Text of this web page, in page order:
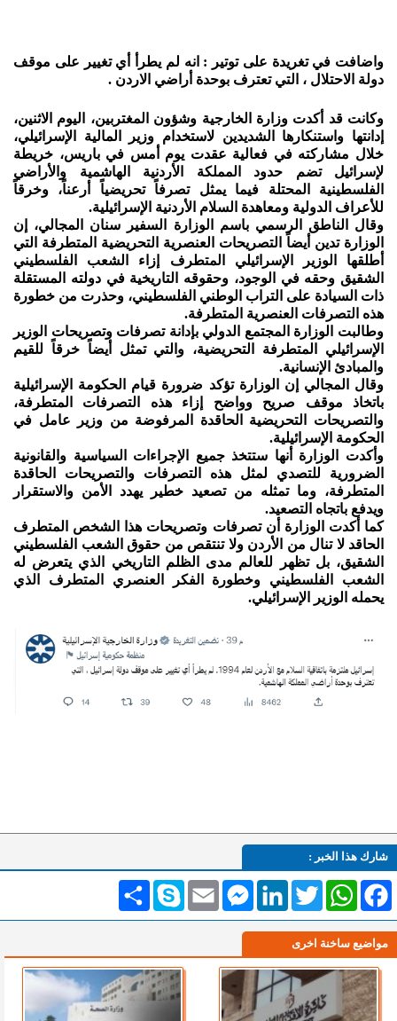
واضافت في تغريدة على توتير : انه لم يطرأ أي تغيير على موقف
دولة الاحتلال ، التي تعترف بوحدة أراضي الاردن .
وكانت قد أكدت وزارة الخارجية وشؤون المغتربين، اليوم الاثنين،
إدانتها واستنكارها الشديدين لاستخدام وزير المالية الإسرائيلي،
خلال مشاركته في فعالية عقدت يوم أمس في باريس، خريطة
لإسرائيل تضم حدود المملكة الأردنية الهاشمية والأراضي
الفلسطينية المحتلة فيما يمثل تصرفاً تحريضياً أرعناً، وخرقاً
للأعراف الدولية ومعاهدة السلام الأردنية الإسرائيلية.
وقال الناطق الرسمي باسم الوزارة السفير سنان المجالي، إن
الوزارة تدين أيضاً التصريحات العنصرية التحريضية المتطرفة التي
أطلقها الوزير الإسرائيلي المتطرف إزاء الشعب الفلسطيني
الشقيق وحقه في الوجود، وحقوقه التاريخية في دولته المستقلة
ذات السيادة على التراب الوطني الفلسطيني، وحذرت من خطورة
هذه التصرفات العنصرية المتطرفة.
وطالبت الوزارة المجتمع الدولي بإدانة تصرفات وتصريحات الوزير
الإسرائيلي المتطرفة التحريضية، والتي تمثل أيضاً خرقاً للقيم
والمبادئ الإنسانية.
وقال المجالي إن الوزارة تؤكد ضرورة قيام الحكومة الإسرائيلية
باتخاذ موقف صريح وواضح إزاء هذه التصرفات المتطرفة،
والتصريحات التحريضية الحاقدة المرفوضة من وزير عامل في
الحكومة الإسرائيلية.
وأكدت الوزارة أنها ستتخذ جميع الإجراءات السياسية والقانونية
الضرورية للتصدي لمثل هذه التصرفات والتصريحات الحاقدة
المتطرفة، وما تمثله من تصعيد خطير يهدد الأمن والاستقرار
ويدفع باتجاه التصعيد.
كما أكدت الوزارة أن تصرفات وتصريحات هذا الشخص المتطرف
الحاقد لا تنال من الأردن ولا تنتقص من حقوق الشعب الفلسطيني
الشقيق، بل تظهر للعالم مدى الظلم التاريخي الذي يتعرض له
الشعب الفلسطيني وخطورة الفكر العنصري المتطرف الذي
يحمله الوزير الإسرائيلي.
شارك هذا الخبر :
انشر Skype Email
MessengerLinkedInTwitterWhatsAppFacebook
مواضيع ساخنة اخرى